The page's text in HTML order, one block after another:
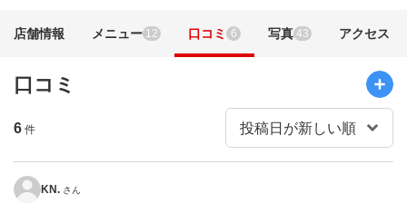
店舗情報 メニュー 12 口コミ 6 写真 43 アクセス
口コミ
6 件
KN. さん